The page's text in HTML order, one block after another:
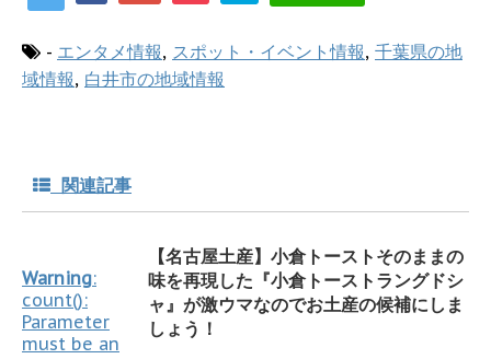
- エンタメ情報, スポット・イベント情報, 千葉県の地
域情報, 白井市の地域情報
関連記事
Warning:
count():
Parameter
must be an
【名古屋土産】小倉トーストそのままの
味を再現した『小倉トーストラングドシ
ャ』が激ウマなのでお土産の候補にしま
しょう！